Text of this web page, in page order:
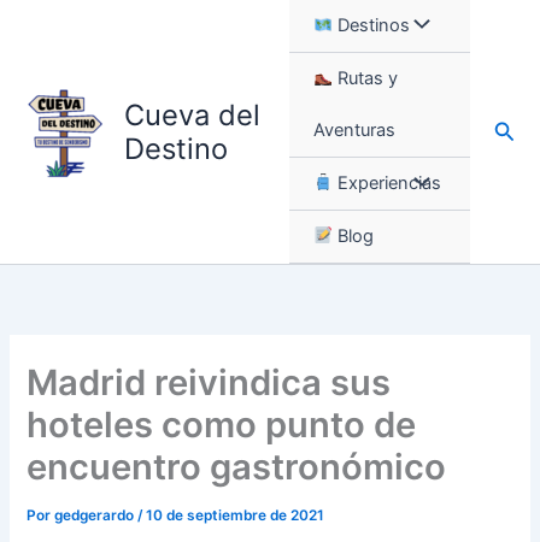
Cueva del
Destino
Destinos
Rutas y
Aventuras
Experiencias
Blog
Madrid reivindica sus
hoteles como punto de
encuentro gastronómico
Porgedgerardo/10 de septiembre de 2021